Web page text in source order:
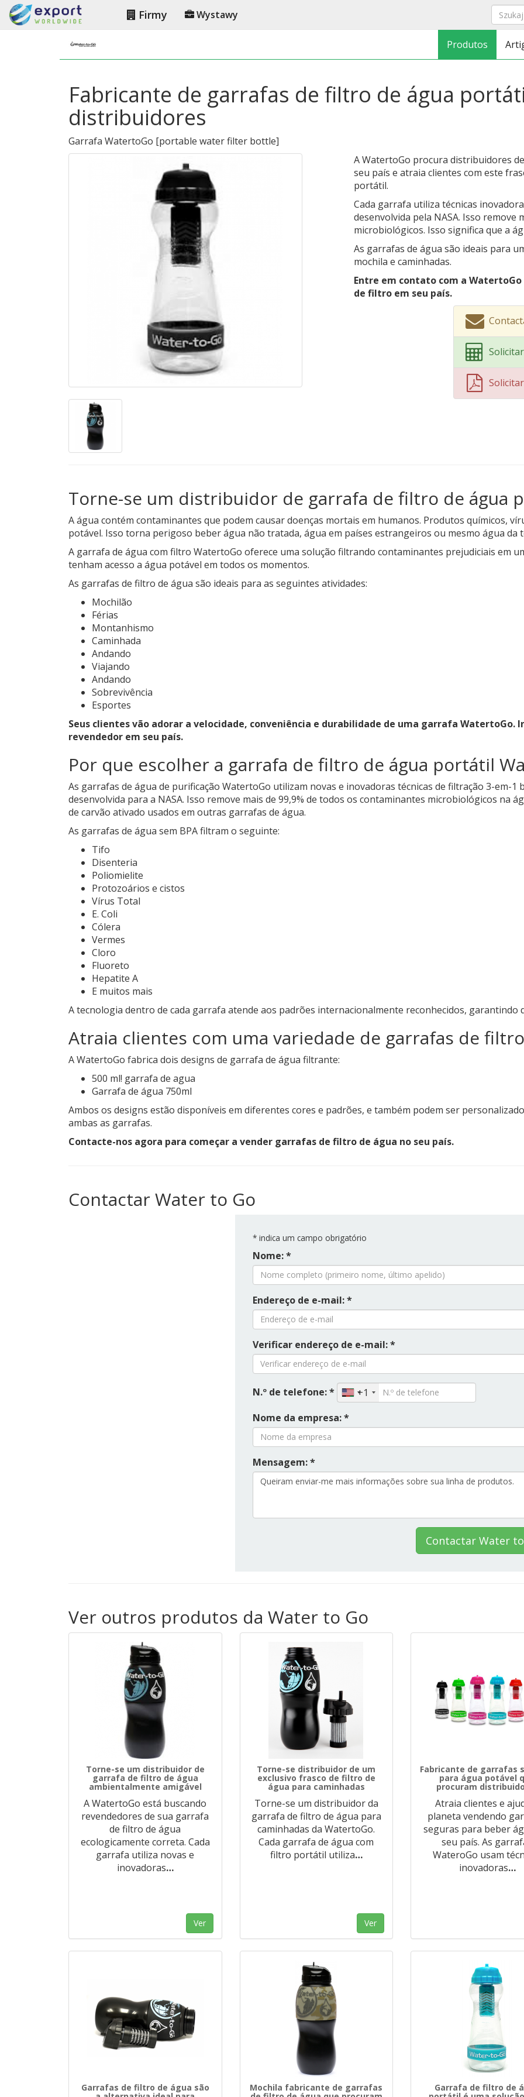
Firmy Wystawy
Produtos
Fabricante de garrafas de filtro de água
distribuidores
Garrafa WatertoGo [portable water filter bottle]
A WatertoGo procura distribuidores
seu país e atraia clientes com este
portátil.
Cada garrafa utiliza técnicas
desenvolvida pela NASA. Isso remove
microbiológicos. Isso significa que a
As garrafas de água são ideais para
mochila e caminhadas.
Entre em contato com a
de filtro em seu país.
Torne-se um distribuidor de garrafa de filtro de água
A água contém contaminantes que podem causar doenças mortais em humanos. Produtos químicos,
potável. Isso torna perigoso beber água não tratada, água em países estrangeiros ou mesmo água da
A garrafa de água com filtro WatertoGo oferece uma solução filtrando contaminantes prejudiciais em
tenham acesso a água potável em todos os momentos.
As garrafas de filtro de água são ideais para as seguintes atividades:
Mochilão
Férias
Montanhismo
Caminhada
Andando
Viajando
Andando
Sobrevivência
Esportes
Seus clientes vão adorar a velocidade, conveniência e durabilidade de uma garrafa WatertoGo.
revendedor em seu país.
Por que escolher a garrafa de filtro de água portátil
As garrafas de água de purificação WatertoGo utilizam novas e inovadoras técnicas de filtração 3-em-
desenvolvida para a NASA. Isso remove mais de 99,9% de todos os contaminantes microbiológicos na
de carvão ativado usados ​​em outras garrafas de água.
As garrafas de água sem BPA filtram o seguinte:
Tifo
Disenteria
Poliomielite
Protozoários e cistos
Vírus Total
E. Coli
Cólera
Vermes
Cloro
Fluoreto
Hepatite A
E muitos mais
A tecnologia dentro de cada garrafa atende aos padrões internacionalmente reconhecidos, garantindo
Atraia clientes com uma variedade de garrafas de
A WatertoGo fabrica dois designs de garrafa de água filtrante:
500 ml! garrafa de agua
Garrafa de água 750ml
Ambos os designs estão disponíveis em diferentes cores e padrões, e também podem ser
ambas as garrafas.
Contacte-nos agora para começar a vender garrafas de filtro de água no seu país.
Contactar Water to Go
* indica um campo obrigatório
Nome: *
Endereço de e-mail: *
Verificar endereço de e-mail: *
N.º de telefone: *
+1
Nome da empresa: *
Mensagem: *
Contactar Water
Ver outros produtos da Water to Go
Torne-se um distribuidor de
garrafa de filtro de água
ambientalmente amigável
A WatertoGo está buscando
revendedores de sua garrafa
de filtro de água
ecologicamente correta. Cada
garrafa utiliza novas e
inovadoras…
Ver
Torne-se distribuidor de um
exclusivo frasco de filtro de
água para caminhadas
Torne-se um distribuidor da
garrafa de filtro de água para
caminhadas da WatertoGo.
Cada garrafa de água com
filtro portátil utiliza…
Ver
Fabricante de garrafas
para água potável
procuram
Atraia clientes e
planeta vendendo
seguras para beber
seu país. As
WateroGo usam
inovadoras…
Garrafas de filtro de água são Mochila fabricante de garrafas Garrafa de filtro de